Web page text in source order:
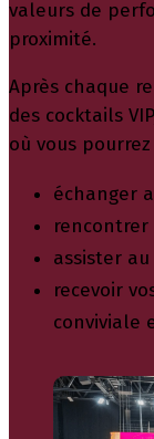
valeurs de
proximité.
Après chaque
des cocktails
où vous pourrez
échanger
assister
recevoir
conviviale